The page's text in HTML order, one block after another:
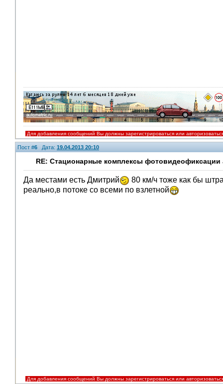
Для добавления сообщений Вы должны зарегистрироваться или
Пост #6 Дата: 19.04.2013 20:10
RE: Стационарные комплексы фотовидеофиксации
Да местами есть Дмитрий
80 км/ч тоже как бы
реально,в потоке со всеми по взлетной
Для добавления сообщений Вы должны зарегистрироваться или